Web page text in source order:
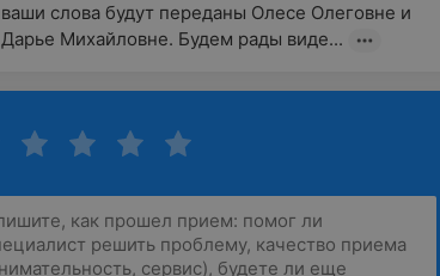
ваши слова будут переданы Олесе Олеговне и
Дарье Михайловне. Будем рады виде...